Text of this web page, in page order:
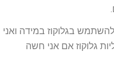
בגלוקוז במידה ואני
גלוקוז אם אני חשה